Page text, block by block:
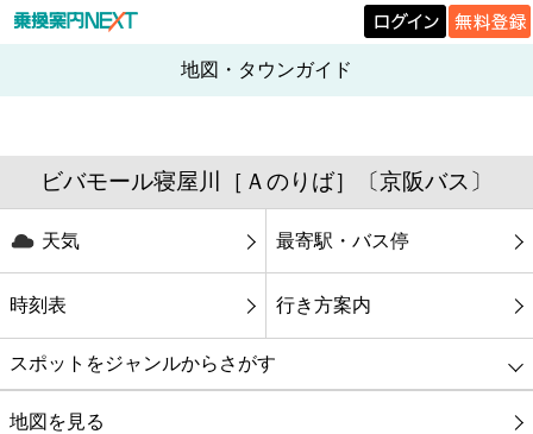
地図・タウンガイド
ビバモール寝屋川［Ａのりば］〔京阪バス〕
天気 最寄駅・バス停
時刻表 行き方案内
スポットをジャンルからさがす
グルメ
地図を見る